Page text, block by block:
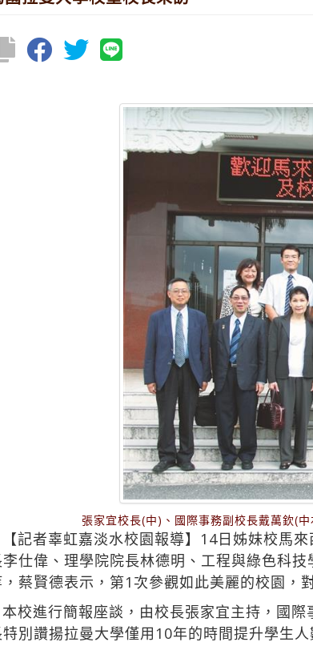
張家宜校長(中)、國際事務副校長戴萬欽(
【記者辜虹嘉淡水校園報導】14日姊妹校馬
李仕偉、理學院院長林德明、工程與綠色科
，蔡賢德表示，第1次參觀如此美麗的校園，
本校進行簡報座談，由校長張家宜主持，國
特別讚揚拉曼大學僅用10年的時間提升學生